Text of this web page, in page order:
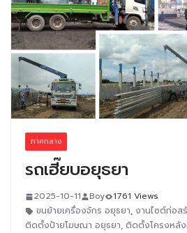
ภาคกลาง
รถเฮี๊ยบอยุธยา
2025-10-11 Boy
1761 Views
ขนย้ายเครื่องจักร อยุธยา, งานไซต์ก่อส
ติดตั้งป้ายโฆษณา อยุธยา, ติดตั้งโครงหลัง